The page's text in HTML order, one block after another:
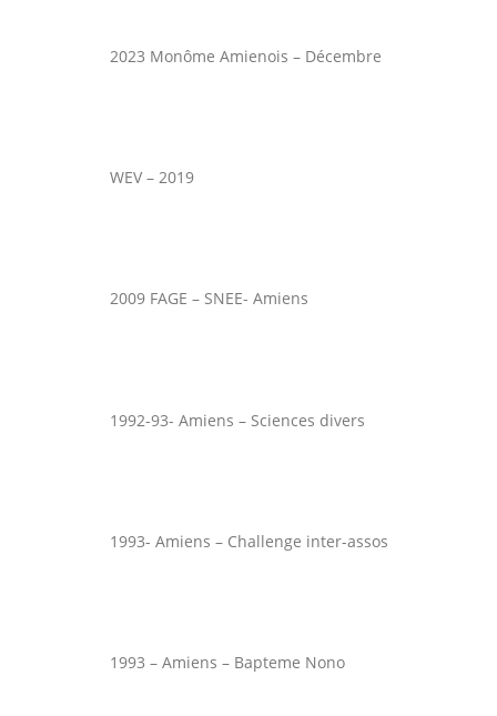
2023 Monôme Amienois – Décembre
WEV – 2019
2009 FAGE – SNEE- Amiens
1992-93- Amiens – Sciences divers
1993- Amiens – Challenge inter-assos
1993 – Amiens – Bapteme Nono